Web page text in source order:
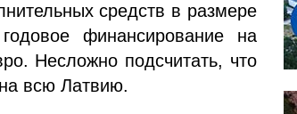
средств в размере
финансирование на
Несложно подсчитать, что
всю Латвию.